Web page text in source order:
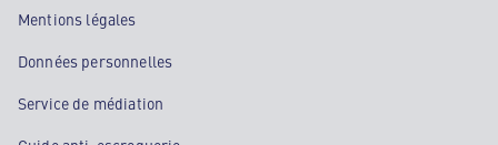
Mentions légales
Données personnelles
Service de médiation